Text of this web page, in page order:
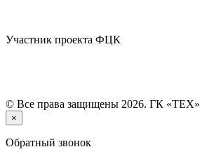
Участник проекта ФЦК
© Все права защищены 2026. ГК «ТЕХ»
×
Обратный звонок